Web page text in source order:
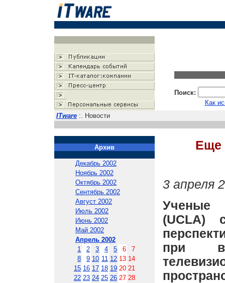
Поиск:
Как
ITware :. Новости
Архив
Декабрь 2002
Ноябрь 2002
Октябрь 2002
Сентябрь 2002
Август 2002
Июль 2002
Июнь 2002
Май 2002
Апрель 2002
1
2 3 4 5 6
7
8
9 10 11 12 13 14
15 16 17 18 19 20 21
22 23 24 25 26 27 28
Еще
3 апреля
Ученые
(UCLA)
при